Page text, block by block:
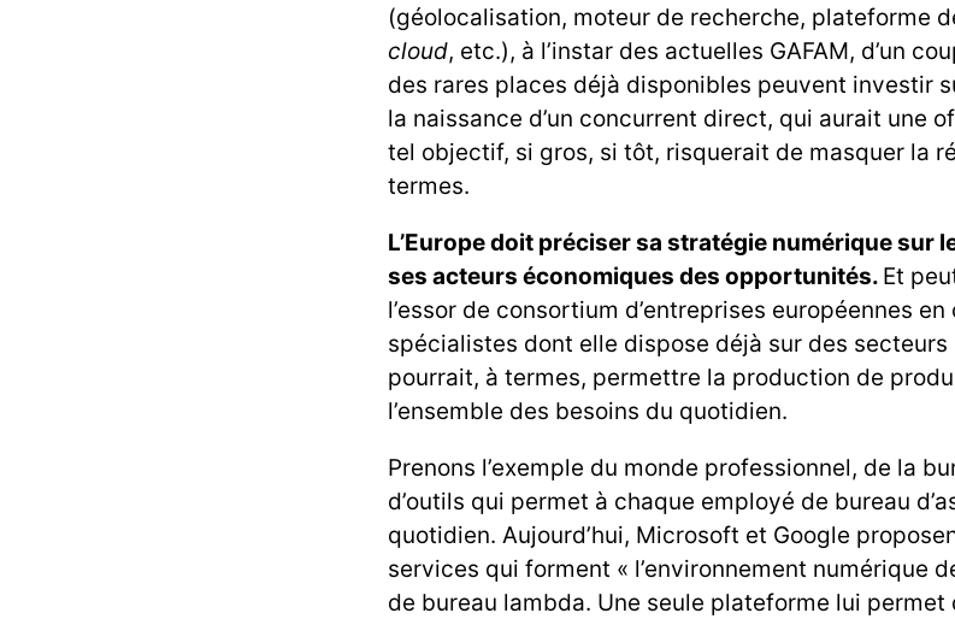
(géolocalisation, moteur de recherche, plateforme
cloud, etc.), à l’instar des actuelles GAFAM, d’un
des rares places déjà disponibles peuvent investir
la naissance d’un concurrent direct, qui aurait une
tel objectif, si gros, si tôt, risquerait de masquer la
termes.
L’Europe doit préciser sa stratégie numérique sur
ses acteurs économiques des opportunités. Et
l’essor de consortium d’entreprises européennes
spécialistes dont elle dispose déjà sur des
pourrait, à termes, permettre la production de
l’ensemble des besoins du quotidien.
Prenons l’exemple du monde professionnel, de la
d’outils qui permet à chaque employé de bureau
quotidien. Aujourd’hui, Microsoft et Google
services qui forment « l’environnement numérique
de bureau lambda. Une seule plateforme lui